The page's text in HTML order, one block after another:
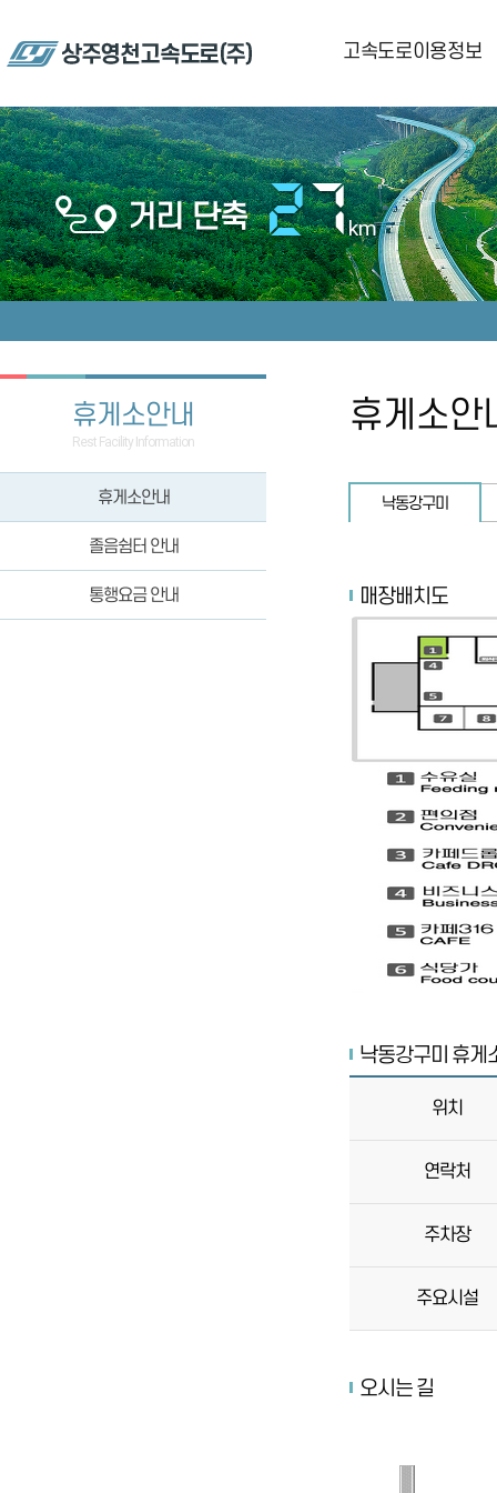
고속도로이용정보
전체노선도
상주영천고속도로 개요
시스템안내
거리 단축 27km
휴게소안내
Rest Facility Information
휴게소안내
졸음쉼터 안내
통행요금 안내
휴게소안
낙동강구미
매장배치도
낙동강구미 휴게
위치
연락처
주차장
주요시설
오시는 길